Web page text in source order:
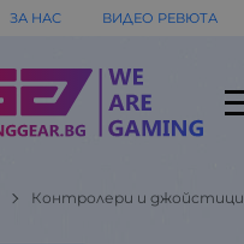
ЗА НАС ВИДЕО РЕВЮТА
Контролери и джойстици